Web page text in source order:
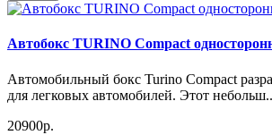
Автобокс TURINO Compact
Автомобильный бокс Turino Compact
для легковых автомобилей. Этот небольш..
20900р.